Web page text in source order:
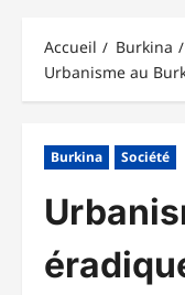
Accueil
Burkina
Urbanisme au
Burkina Société